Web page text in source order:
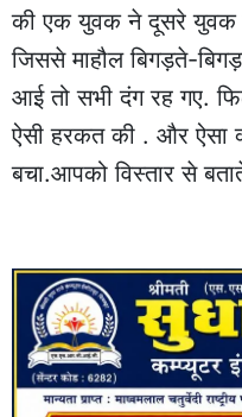
की एक युवक ने दूसरे युवक
जिससे माहौल बिगड़ते-
आई तो सभी दंग रह गए.
ऐसी हरकत की . और ऐसा
बचा.आपको विस्तार से